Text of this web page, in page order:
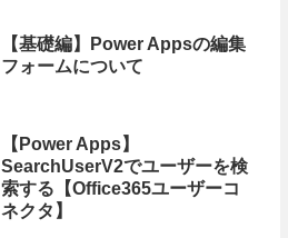
【基礎編】Power Appsの編集
フォームについて
【Power Apps】
SearchUserV2でユーザーを検
索する【Office365ユーザーコ
ネクタ】